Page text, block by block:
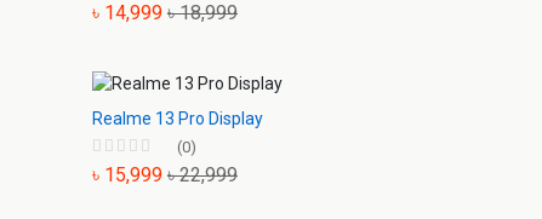
৳ 14,999 ৳ 18,999
Realme 13 Pro Display
(0)
৳ 15,999 ৳ 22,999